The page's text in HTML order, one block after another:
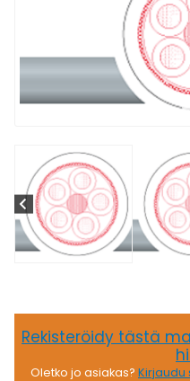
Rekisteröidy tästä
Oletko jo asiakas? Kirjaudu